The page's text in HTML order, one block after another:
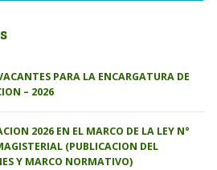
PARA LA ENCARGATURA DE
– 2026
2026 EN EL MARCO DE LA LEY N°
(PUBLICACION DEL
Y MARCO NORMATIVO)